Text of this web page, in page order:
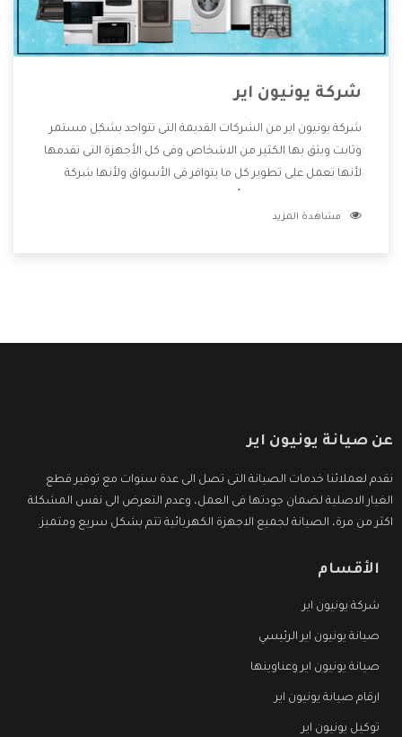
شركة يونيون اير
شركة يونيون اير من الشركات القديمة التى تتواجد بشكل مستمر
وثابت ويثق بها الكثير من الاشخاص وفى كل الأجهزة التى تقدمها
لأنها تعمل على تطوير كل ما يتوافر فى الأسواق ولأنها شركة
وتقدم للعملاء أقوى العروض والخصومات التى تسهل على
مشاهدة المزيد
عن صيانة يونيون اير
نقدم لعملائنا خدمات الصيانة التى تصل الى عدة سنوات مع توفير قطع
الغيار الاصلية لضمان جودتها فى العمل، وعدم التعرض الى نفس المشكلة
اكثر من مرة، الصيانة لجميع الاجهزة الكهربائية تتم بشكل سريع ومتميز.
الأقسام
شركة يونيون اير
صيانة يونيون اير الرئيسي
صيانة يونيون اير وعناوينها
ارقام صيانة يونيون اير
توكيل يونيون اير